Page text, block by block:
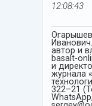
12:08:43
автор и
basalt-
и
журнала
322–21